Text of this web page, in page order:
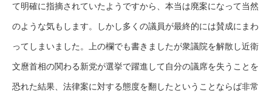
て明確に指摘されていたようですから、本当は廃案になって当然
のような気もします。しかし多くの議員が最終的には賛成にまわ
ってしまいました。上の欄でも書きましたが衆議院を解散し近衛
文麿首相の関わる新党が選挙で躍進して自分の議席を失うことを
恐れた結果、法律案に対する態度を翻したということならば非常